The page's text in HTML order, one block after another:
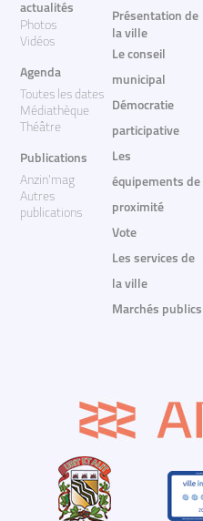
actualités
Photos
Vidéos
Agenda
Toutes les dates
Médiathèque
Théâtre
Publications
Anzin'mag
Autres
publications
Présentation de
la ville
Le conseil
municipal
Démocratie
participative
Les
équipements de
proximité
Vote
Les services de
la ville
Marchés publics